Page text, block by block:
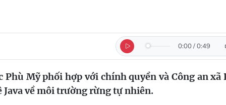
0:00 /0:49
Mỹ phối hợp với chính quyền và Công an xã
Java về môi trường rừng tự nhiên.